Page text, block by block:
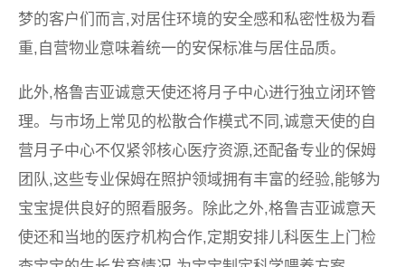
梦的客户们而言,对居住环境的安全感和私密性极为看
重,自营物业意味着统一的安保标准与居住品质。
此外,格鲁吉亚诚意天使还将月子中心进行独立闭环管
理。与市场上常见的松散合作模式不同,诚意天使的自
营月子中心不仅紧邻核心医疗资源,还配备专业的保姆
团队,这些专业保姆在照护领域拥有丰富的经验,能够为
宝宝提供良好的照看服务。除此之外,格鲁吉亚诚意天
使还和当地的医疗机构合作,定期安排儿科医生上门检